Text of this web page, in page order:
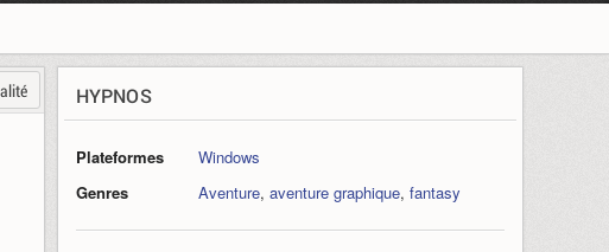
HYPNOS
Plateformes
Windows
Genres
Aventure, aventure graphique, fantasy